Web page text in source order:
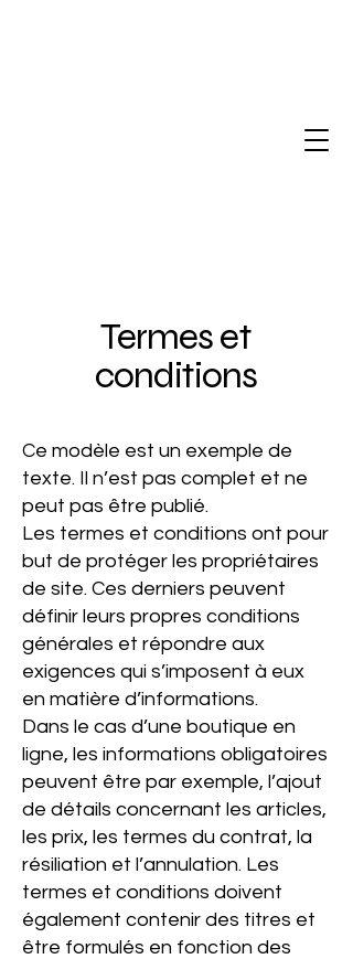
Termes et
conditions
Ce modèle est un exemple de
texte. Il n’est pas complet et ne
peut pas être publié.
Les termes et conditions ont pour
but de protéger les propriétaires
de site. Ces derniers peuvent
définir leurs propres conditions
générales et répondre aux
exigences qui s’imposent à eux
en matière d’informations.
Dans le cas d’une boutique en
ligne, les informations obligatoires
peuvent être par exemple, l’ajout
de détails concernant les articles,
les prix, les termes du contrat, la
résiliation et l’annulation. Les
termes et conditions doivent
également contenir des titres et
être formulés en fonction des